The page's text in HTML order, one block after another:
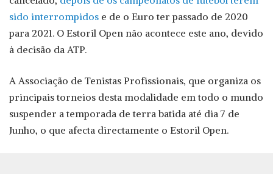
sido interrompidos e de o Euro ter passado de 2020
para 2021. O Estoril Open não acontece este ano, devido
à decisão da ATP.
A Associação de Tenistas Profissionais, que organiza os
principais torneios desta modalidade em todo o mundo
suspender a temporada de terra batida até dia 7 de
Junho, o que afecta directamente o Estoril Open.